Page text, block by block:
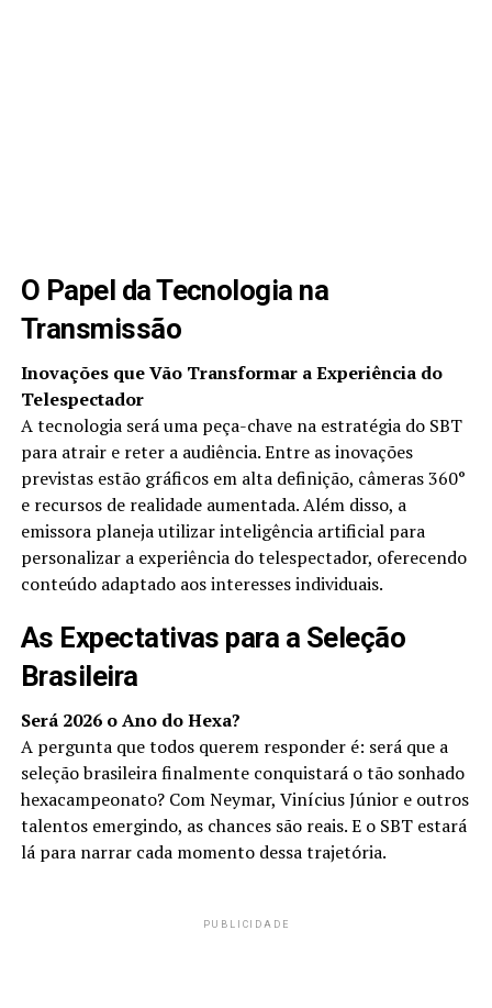
O Papel da Tecnologia na
Transmissão
Inovações que Vão Transformar a Experiência do
Telespectador
A tecnologia será uma peça-chave na estratégia do SBT
para atrair e reter a audiência. Entre as inovações
previstas estão gráficos em alta definição, câmeras 360°
e recursos de realidade aumentada. Além disso, a
emissora planeja utilizar inteligência artificial para
personalizar a experiência do telespectador, oferecendo
conteúdo adaptado aos interesses individuais.
As Expectativas para a Seleção
Brasileira
Será 2026 o Ano do Hexa?
A pergunta que todos querem responder é: será que a
seleção brasileira finalmente conquistará o tão sonhado
hexacampeonato? Com Neymar, Vinícius Júnior e outros
talentos emergindo, as chances são reais. E o SBT estará
lá para narrar cada momento dessa trajetória.
PUBLICIDADE